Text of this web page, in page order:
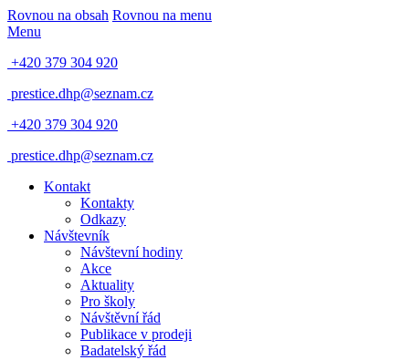
Rovnou na obsah Rovnou na menu
Menu
+420 379 304 920
prestice.dhp@seznam.cz
+420 379 304 920
prestice.dhp@seznam.cz
Kontakt
Kontakty
Odkazy
Návštevník
Návštevní hodiny
Akce
Aktuality
Pro školy
Návštěvní řád
Publikace v prodeji
Badatelský řád